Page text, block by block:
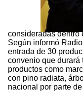
consideradas dentro
Según informó
entrada de 30
convenio que durará
productos como
con pino radiata,
nacional por parte